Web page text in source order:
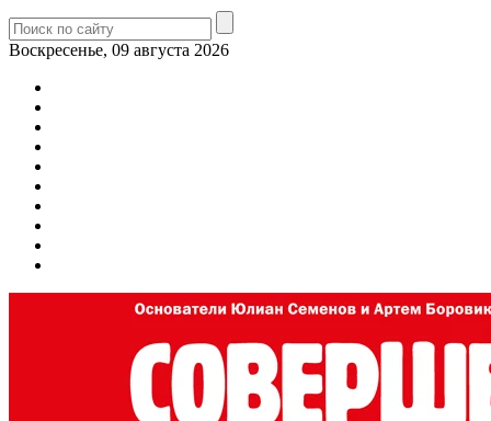
Воскресенье, 09 августа 2026